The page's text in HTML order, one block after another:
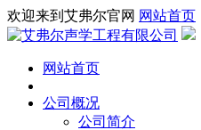
欢迎来到艾弗尔官网 网站首页
网站首页
公司概况
公司简介